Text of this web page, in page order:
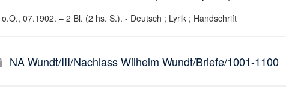
o.O., 07.1902. – 2 Bl. (2 hs. S.). - Deutsch ; Lyrik ; Handschrift
NA Wundt/III/Nachlass Wilhelm Wundt/Briefe/1001-1100